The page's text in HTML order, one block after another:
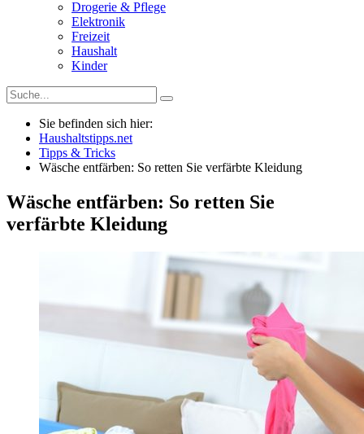
Drogerie & Pflege
Elektronik
Freizeit
Haushalt
Kinder
Sie befinden sich hier:
Haushaltstipps.net
Tipps & Tricks
Wäsche entfärben: So retten Sie verfärbte Kleidung
Wäsche entfärben: So retten Sie
verfärbte Kleidung